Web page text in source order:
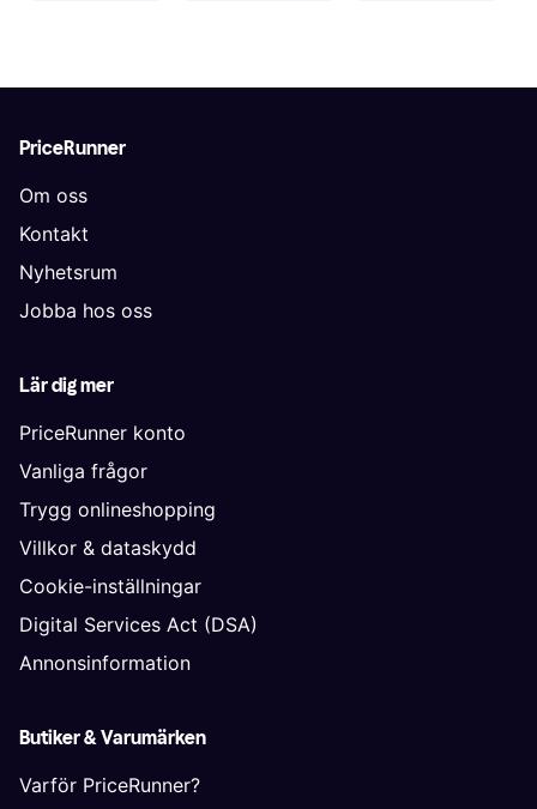
PriceRunner
Om oss
Kontakt
Nyhetsrum
Jobba hos oss
Lär dig mer
PriceRunner konto
Vanliga frågor
Trygg onlineshopping
Villkor & dataskydd
Cookie-inställningar
Digital Services Act (DSA)
Annonsinformation
Butiker & Varumärken
Varför PriceRunner?